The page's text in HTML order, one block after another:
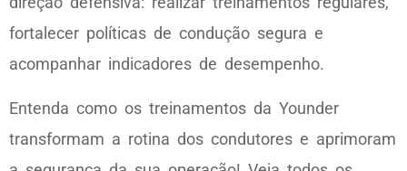
fortalecer políticas de condução segura e
acompanhar indicadores de desempenho.
Entenda como os treinamentos da Younder
transformam a rotina dos condutores e aprimoram